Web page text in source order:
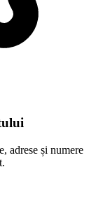
adrese și numere